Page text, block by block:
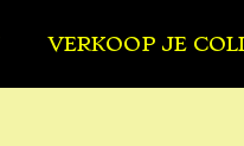
VERKOOP JE